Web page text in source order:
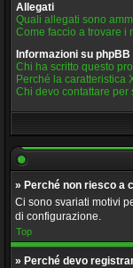
Allegati
Quali allegati sono
Come faccio a trovare i
Informazioni su phpBB
Chi ha scritto questo
Perché la caratteristica
Chi devo contattare
» Perché non riesco a
Ci sono svariati motivi
di configurazione.
Top
» Perché devo